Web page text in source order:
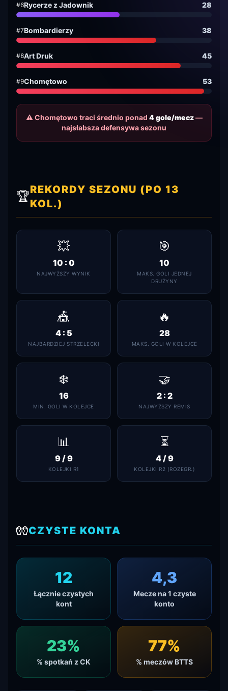
#6Rycerze z Jadownik 28
#7Bombardierzy 38
#8Art Druk 45
#9Chomętowo 53
⚠️ Chomętowo traci średnio ponad 4 gole/mecz—
najsłabsza defensywa sezonu
🏆REKORDY SEZONU (PO 13
KOL.)
💥
10 : 0
NAJWYŻSZY WYNIK
🎯
10
MAKS. GOLI JEDNEJ
DRUŻYNY
🎪
4 : 5
NAJBARDZIEJ STRZELECKI
🔥
28
MAKS. GOLI W KOLEJCE
❄️
16
MIN. GOLI W KOLEJCE
🤝
2 : 2
NAJWYŻSZY REMIS
📊
9 / 9
KOLEJKI R1
⏳
4 / 9
KOLEJKI R2 (ROZEGR.)
🧤CZYSTE KONTA
12
Łącznie czystych
kont
4,3
Mecze na 1 czyste
konto
23%
% spotkań z CK
77%
% meczów BTTS